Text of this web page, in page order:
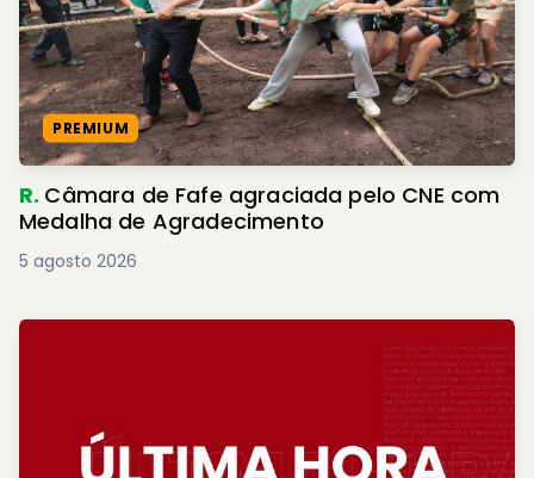
PREMIUM
R. Câmara de Fafe agraciada pelo CNE com
Medalha de Agradecimento
5 agosto 2026